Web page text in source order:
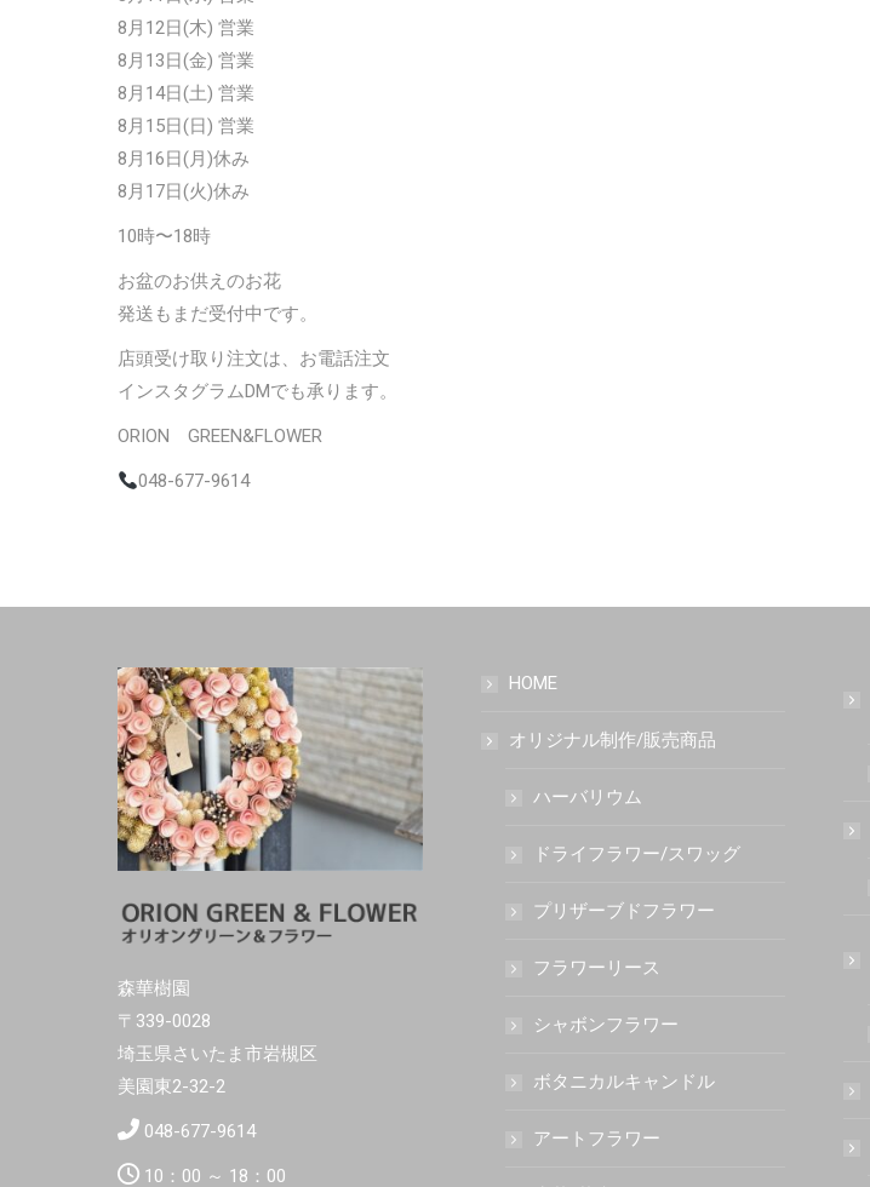
8月12日(木) 営業
8月13日(金) 営業
8月14日(土) 営業
8月15日(日) 営業
8月16日(月)休み
8月17日(火)休み
10時〜18時
お盆のお供えのお花
発送もまだ受付中です。
店頭受け取り注文は、お電話注文
インスタグラムDMでも承ります。
ORION GREEN&FLOWER
048-677-9614
森華樹園
〒339-0028
埼玉県さいたま市岩槻区
美園東2-32-2
048-677-9614
10：00 ～ 18：00
HOME
オリジナル制作/販売商品
ハーバリウム
ドライフラワー/スワッグ
プリザーブドフラワー
フラワーリース
シャボンフラワー
ボタニカルキャンドル
アートフラワー